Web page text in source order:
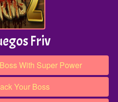
Friv
With Super Power
Your Boss